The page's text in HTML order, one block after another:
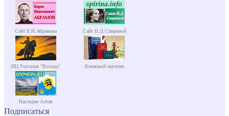
Сайт Б.Н.Абрамова Сайт Н.Д.Спириной
ИЦ Россазия "Восход" Книжный магазин
Наследие Алтая
Подписаться